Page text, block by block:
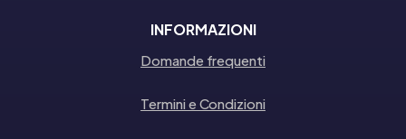
INFORMAZIONI
Domande frequenti
Termini e Condizioni